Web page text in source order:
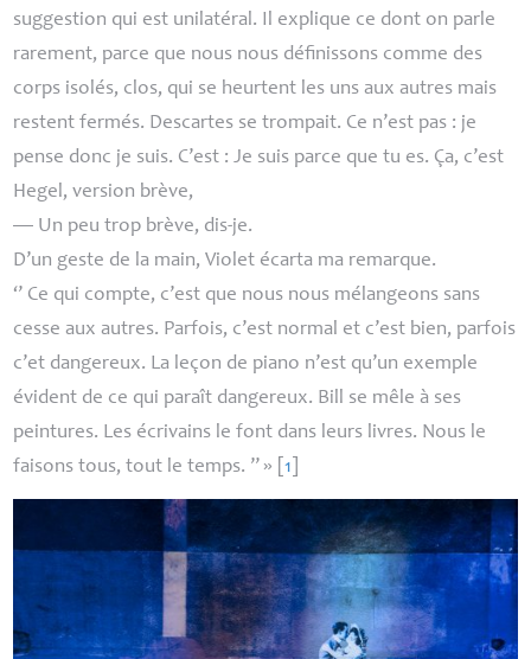
suggestion qui est unilatéral. Il explique ce dont on parle
rarement, parce que nous nous définissons comme des
corps isolés, clos, qui se heurtent les uns aux autres mais
restent fermés. Descartes se trompait. Ce n’est pas : je
pense donc je suis. C’est : Je suis parce que tu es. Ça, c’est
Hegel, version brève,
— Un peu trop brève, dis-je.
D’un geste de la main, Violet écarta ma remarque.
‘’ Ce qui compte, c’est que nous nous mélangeons sans
cesse aux autres. Parfois, c’est normal et c’est bien, parfois
c’et dangereux. La leçon de piano n’est qu’un exemple
évident de ce qui paraît dangereux. Bill se mêle à ses
peintures. Les écrivains le font dans leurs livres. Nous le
faisons tous, tout le temps. ’’ » [1